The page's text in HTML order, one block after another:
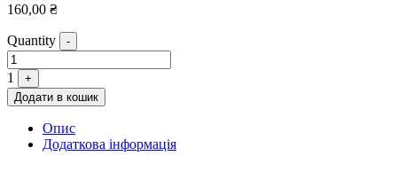
160,00 ₴
Quantity -
1
+
Додати в кошик
Опис
Додаткова інформація